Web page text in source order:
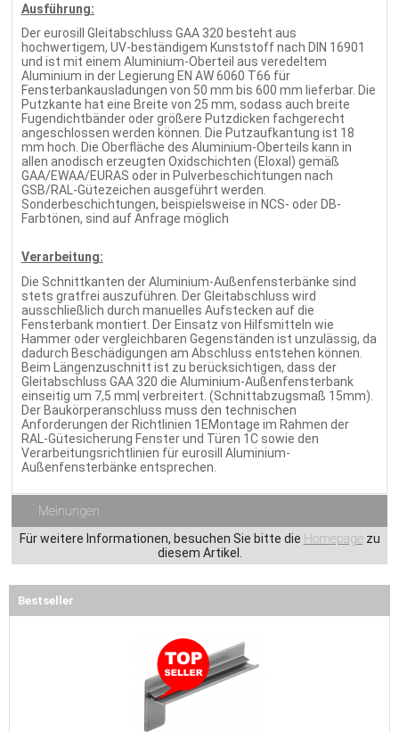
Ausführung:
Der eurosill Gleitabschluss GAA 320 besteht aus
hochwertigem, UV-beständigem Kunststoff nach DIN 16901
und ist mit einem Aluminium-Oberteil aus veredeltem
Aluminium in der Legierung EN AW 6060 T66 für
Fensterbankausladungen von 50 mm bis 600 mm lieferbar. Die
Putzkante hat eine Breite von 25 mm, sodass auch breite
Fugendichtbänder oder größere Putzdicken fachgerecht
angeschlossen werden können. Die Putzaufkantung ist 18
mm hoch. Die Oberfläche des Aluminium-Oberteils kann in
allen anodisch erzeugten Oxidschichten (Eloxal) gemäß
GAA/EWAA/EURAS oder in Pulverbeschichtungen nach
GSB/RAL-Gütezeichen ausgeführt werden.
Sonderbeschichtungen, beispielsweise in NCS- oder DB-
Farbtönen, sind auf Anfrage möglich
Verarbeitung:
Die Schnittkanten der Aluminium-Außenfensterbänke sind
stets gratfrei auszuführen. Der Gleitabschluss wird
ausschließlich durch manuelles Aufstecken auf die
Fensterbank montiert. Der Einsatz von Hilfsmitteln wie
Hammer oder vergleichbaren Gegenständen ist unzulässig, da
dadurch Beschädigungen am Abschluss entstehen können.
Beim Längenzuschnitt ist zu berücksichtigen, dass der
Gleitabschluss GAA 320 die Aluminium-Außenfensterbank
einseitig um 7,5 mm| verbreitert. (Schnittabzugsmaß 15mm).
Der Baukörperanschluss muss den technischen
Anforderungen der Richtlinien 1EMontage im Rahmen der
RAL-Gütesicherung Fenster und Türen 1C sowie den
Verarbeitungsrichtlinien für eurosill Aluminium-
Außenfensterbänke entsprechen.
Meinungen
Für weitere Informationen, besuchen Sie bitte die Homepagezu
diesem Artikel.
Bestseller